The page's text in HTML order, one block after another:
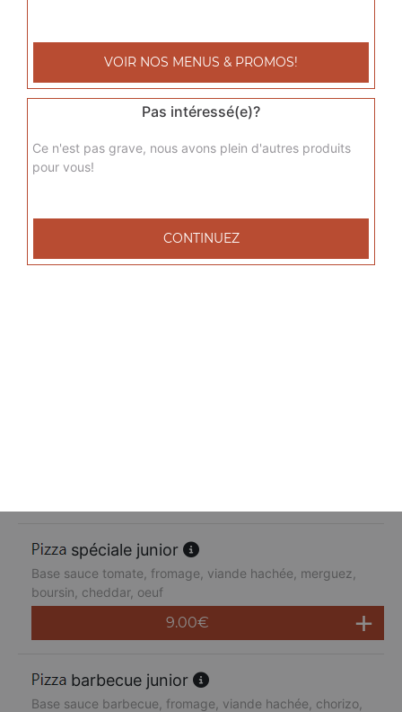
oignons, chèvre
9.00€
del grec junior
9.00€
spéciale junior
Base sauce tomate, fromage, viande hachée, merguez,
boursin, cheddar, oeuf
9.00€
barbecue junior
Base sauce barbecue, fromage, viande hachée, chorizo,
VOIR NOS MENUS & PROMOS!
Pas intéressé(e)?
Ce n'est pas grave, nous avons plein d'autres produits
pour vous!
CONTINUEZ